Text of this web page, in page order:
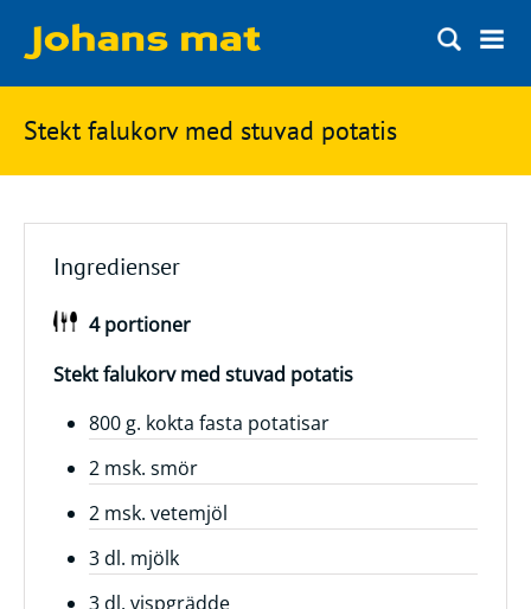
Matbloggen
Innertemperaturer
Ingredienser
Matsnack
Ölbloggen
Ölsnack
Topplistan
Bryggerier
Ölstilar
Kontakt
Frågor
Sök
på
Johans
mat
Stekt falukorv med stuvad potatis
Ingredienser
4 portioner
Stekt falukorv med stuvad potatis
800 g. kokta fasta potatisar
2 msk. smör
2 msk. vetemjöl
3 dl. mjölk
3 dl. vispgrädde